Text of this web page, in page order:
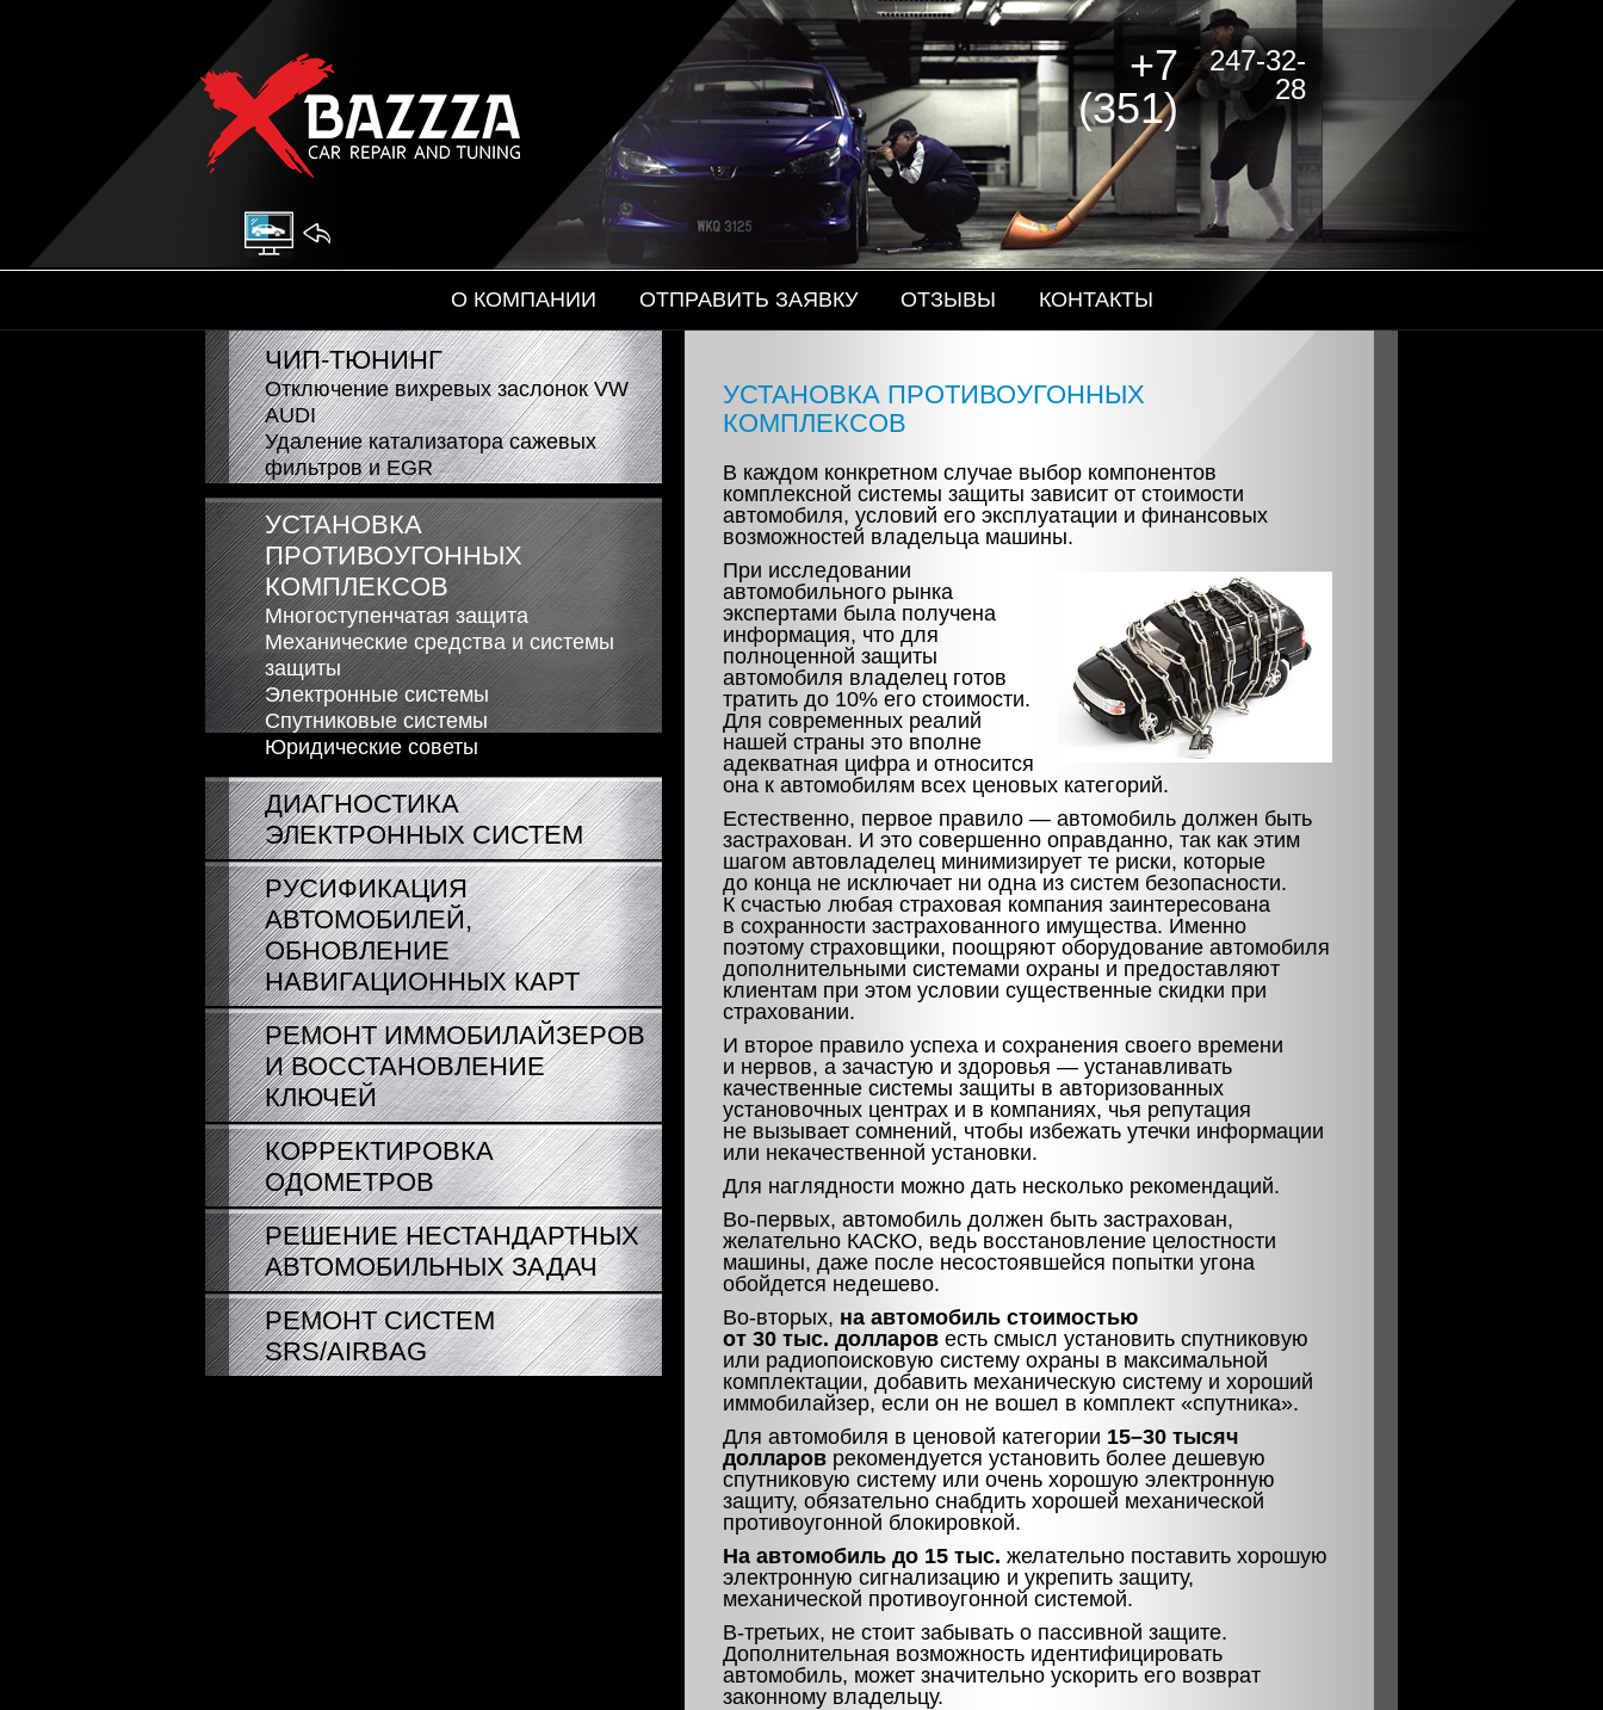
+7
(351)
247-32-
28
О КОМПАНИИ ОТПРАВИТЬ ЗАЯВКУ ОТЗЫВЫ КОНТАКТЫ
УСТАНОВКА ПРОТИВОУГОННЫХ
КОМПЛЕКСОВ
В каждом конкретном случае выбор компонентов
комплексной системы защиты зависит от стоимости
автомобиля, условий его эксплуатации и финансовых
возможностей владельца машины.
При исследовании
автомобильного рынка
экспертами была получена
информация, что для
полноценной защиты
автомобиля владелец готов
тратить до 10% его стоимости.
Для современных реалий
нашей страны это вполне
адекватная цифра и относится
она к автомобилям всех ценовых категорий.
Естественно, первое правило — автомобиль должен быть
застрахован. И это совершенно оправданно, так как этим
шагом автовладелец минимизирует те риски, которые
до конца не исключает ни одна из систем безопасности.
К счастью любая страховая компания заинтересована
в сохранности застрахованного имущества. Именно
поэтому страховщики, поощряют оборудование автомобиля
дополнительными системами охраны и предоставляют
клиентам при этом условии существенные скидки при
страховании.
И второе правило успеха и сохранения своего времени
и нервов, а зачастую и здоровья — устанавливать
качественные системы защиты в авторизованных
установочных центрах и в компаниях, чья репутация
не вызывает сомнений, чтобы избежать утечки информации
или некачественной установки.
Для наглядности можно дать несколько рекомендаций.
Во-первых, автомобиль должен быть застрахован,
желательно КАСКО, ведь восстановление целостности
машины, даже после несостоявшейся попытки угона
обойдется недешево.
Во-вторых, на автомобиль стоимостью
от 30 тыс. долларов есть смысл установить спутниковую
или радиопоисковую систему охраны в максимальной
комплектации, добавить механическую систему и хороший
иммобилайзер, если он не вошел в комплект «спутника».
Для автомобиля в ценовой категории 15–30 тысяч
долларов рекомендуется установить более дешевую
спутниковую систему или очень хорошую электронную
защиту, обязательно снабдить хорошей механической
противоугонной блокировкой.
На автомобиль до 15 тыс. желательно поставить хорошую
электронную сигнализацию и укрепить защиту,
механической противоугонной системой.
В-третьих, не стоит забывать о пассивной защите.
Дополнительная возможность идентифицировать
автомобиль, может значительно ускорить его возврат
законному владельцу.
ЧИП-ТЮНИНГ
Отключение вихревых заслонок VW
AUDI
Удаление катализатора сажевых
фильтров и EGR
УСТАНОВКА
ПРОТИВОУГОННЫХ
КОМПЛЕКСОВ
Многоступенчатая защита
Механические средства и системы
защиты
Электронные системы
Спутниковые системы
Юридические советы
ДИАГНОСТИКА
ЭЛЕКТРОННЫХ СИСТЕМ
РУСИФИКАЦИЯ
АВТОМОБИЛЕЙ,
ОБНОВЛЕНИЕ
НАВИГАЦИОННЫХ КАРТ
РЕМОНТ ИММОБИЛАЙЗЕРОВ
И ВОССТАНОВЛЕНИЕ
КЛЮЧЕЙ
КОРРЕКТИРОВКА
ОДОМЕТРОВ
РЕШЕНИЕ НЕСТАНДАРТНЫХ
АВТОМОБИЛЬНЫХ ЗАДАЧ
РЕМОНТ СИСТЕМ
SRS/AIRBAG